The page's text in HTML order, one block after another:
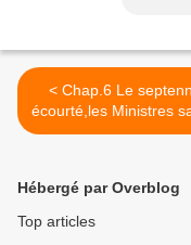
< Chap.6 Le septennat
écourté,les Ministres
reconnaître les
Hébergé par Overblog
Top articles